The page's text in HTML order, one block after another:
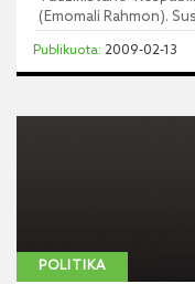
(Emomali Rahmon).
2009-02-13
POLITIKA